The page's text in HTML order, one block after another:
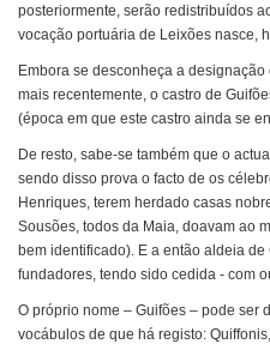
posteriormente, serão redistribuídos
vocação portuária de Leixões nasce,
Embora se desconheça a
mais recentemente, o castro de
(época em que este castro ainda se
De resto, sabe-se também que o
sendo disso prova o facto de os
Henriques, terem herdado casas
Sousões, todos da Maia, doavam ao
bem identificado). E a então aldeia
fundadores, tendo sido cedida - com
O próprio nome – Guifões – pode ser
vocábulos de que há registo: